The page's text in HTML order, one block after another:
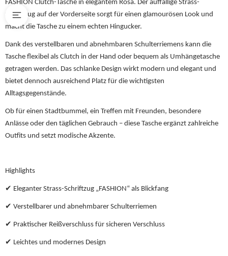
FASHION Clutch-Tasche in elegantem Rosa. Der auffällige Strass-
Schriftzug auf der Vorderseite sorgt für einen glamourösen Look und
macht die Tasche zu einem echten Hingucker.
Dank des verstellbaren und abnehmbaren Schulterriemens kann die
Tasche flexibel als Clutch in der Hand oder bequem als Umhängetasche
getragen werden. Das schlanke Design wirkt modern und elegant und
bietet dennoch ausreichend Platz für die wichtigsten
Alltagsgegenstände.
Ob für einen Stadtbummel, ein Treffen mit Freunden, besondere
Anlässe oder den täglichen Gebrauch – diese Tasche ergänzt zahlreiche
Outfits und setzt modische Akzente.
Highlights
✔ Eleganter Strass-Schriftzug „FASHION“ als Blickfang
✔ Verstellbarer und abnehmbarer Schulterriemen
✔ Praktischer Reißverschluss für sicheren Verschluss
✔ Leichtes und modernes Design